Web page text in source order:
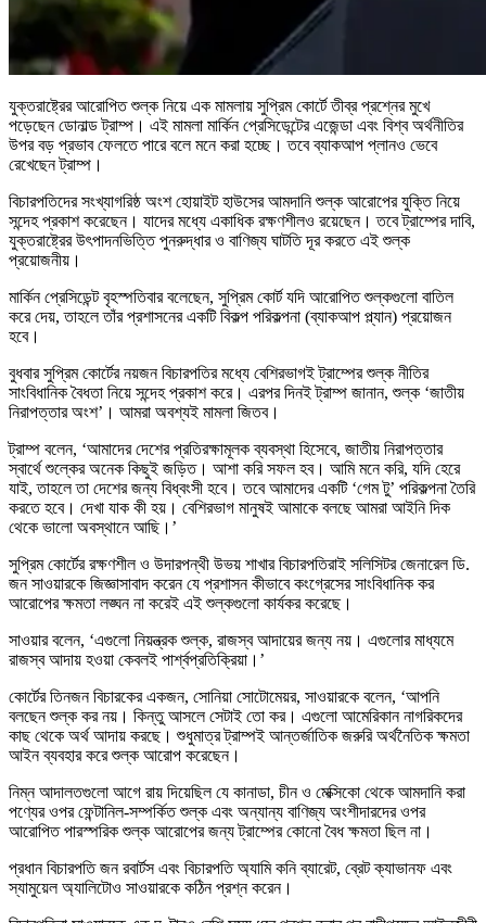
যুক্তরাষ্ট্রের আরোপিত শুল্ক নিয়ে এক মামলায় সুপ্রিম কোর্টে তীব্র প্রশ্নের মুখে
পড়েছেন ডোনাল্ড ট্রাম্প। এই মামলা মার্কিন প্রেসিডেন্টের এজেন্ডা এবং বিশ্ব অর্থনীতির
উপর বড় প্রভাব ফেলতে পারে বলে মনে করা হচ্ছে। তবে ব্যাকআপ প্লানও ভেবে
রেখেছেন ট্রাম্প।
বিচারপতিদের সংখ্যাগরিষ্ঠ অংশ হোয়াইট হাউসের আমদানি শুল্ক আরোপের যুক্তি নিয়ে
সন্দেহ প্রকাশ করেছেন। যাদের মধ্যে একাধিক রক্ষণশীলও রয়েছেন। তবে ট্রাম্পের দাবি,
যুক্তরাষ্ট্রের উৎপাদনভিত্তি পুনরুদ্ধার ও বাণিজ্য ঘাটতি দূর করতে এই শুল্ক
প্রয়োজনীয়।
মার্কিন প্রেসিডেন্ট বৃহস্পতিবার বলেছেন, সুপ্রিম কোর্ট যদি আরোপিত শুল্কগুলো বাতিল
করে দেয়, তাহলে তাঁর প্রশাসনের একটি বিকল্প পরিকল্পনা (ব্যাকআপ প্ল্যান) প্রয়োজন
হবে।
বুধবার সুপ্রিম কোর্টের নয়জন বিচারপতির মধ্যে বেশিরভাগই ট্রাম্পের শুল্ক নীতির
সাংবিধানিক বৈধতা নিয়ে সন্দেহ প্রকাশ করে। এরপর দিনই ট্রাম্প জানান, শুল্ক ‘জাতীয়
নিরাপত্তার অংশ’। আমরা অবশ্যই মামলা জিতব।
ট্রাম্প বলেন, ‘আমাদের দেশের প্রতিরক্ষামূলক ব্যবস্থা হিসেবে, জাতীয় নিরাপত্তার
স্বার্থে শুল্কের অনেক কিছুই জড়িত। আশা করি সফল হব। আমি মনে করি, যদি হেরে
যাই, তাহলে তা দেশের জন্য বিধ্বংসী হবে। তবে আমাদের একটি ‘গেম টু’ পরিকল্পনা তৈরি
করতে হবে। দেখা যাক কী হয়। বেশিরভাগ মানুষই আমাকে বলছে আমরা আইনি দিক
থেকে ভালো অবস্থানে আছি।’
সুপ্রিম কোর্টের রক্ষণশীল ও উদারপন্থী উভয় শাখার বিচারপতিরাই সলিসিটর জেনারেল ডি.
জন সাওয়ারকে জিজ্ঞাসাবাদ করেন যে প্রশাসন কীভাবে কংগ্রেসের সাংবিধানিক কর
আরোপের ক্ষমতা লঙ্ঘন না করেই এই শুল্কগুলো কার্যকর করেছে।
সাওয়ার বলেন, ‘এগুলো নিয়ন্ত্রক শুল্ক, রাজস্ব আদায়ের জন্য নয়। এগুলোর মাধ্যমে
রাজস্ব আদায় হওয়া কেবলই পার্শ্বপ্রতিক্রিয়া।’
কোর্টের তিনজন বিচারকের একজন, সোনিয়া সোটোমেয়র, সাওয়ারকে বলেন, ‘আপনি
বলছেন শুল্ক কর নয়। কিন্তু আসলে সেটাই তো কর। এগুলো আমেরিকান নাগরিকদের
কাছ থেকে অর্থ আদায় করছে। শুধুমাত্র ট্রাম্পই আন্তর্জাতিক জরুরি অর্থনৈতিক ক্ষমতা
আইন ব্যবহার করে শুল্ক আরোপ করেছেন।
নিম্ন আদালতগুলো আগে রায় দিয়েছিল যে কানাডা, চীন ও মেক্সিকো থেকে আমদানি করা
পণ্যের ওপর ফেন্টানিল-সম্পর্কিত শুল্ক এবং অন্যান্য বাণিজ্য অংশীদারদের ওপর
আরোপিত পারস্পরিক শুল্ক আরোপের জন্য ট্রাম্পের কোনো বৈধ ক্ষমতা ছিল না।
প্রধান বিচারপতি জন রবার্টস এবং বিচারপতি অ্যামি কনি ব্যারেট, ব্রেট ক্যাভানফ এবং
স্যামুয়েল অ্যালিটোও সাওয়ারকে কঠিন প্রশ্ন করেন।